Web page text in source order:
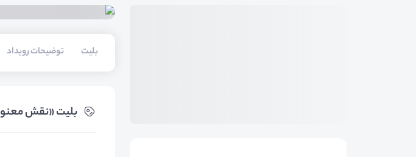
بلیت‌ توضیحات رویداد
بلیت‌ «نقش